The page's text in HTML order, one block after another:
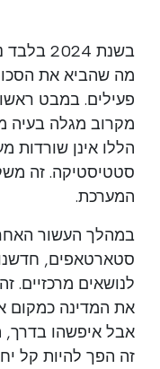
בשנת
פעילים. במבט
מקרוב מגלה בעיה
הללו אינן שורדות
סטטיסטיקה. זה
המערכת.
במהלך העשור
סטארטאפים,
לנושאים מרכזיים.
את המדינה כמקום
אבל איפשהו בדרך,
זה הפך להיות קל